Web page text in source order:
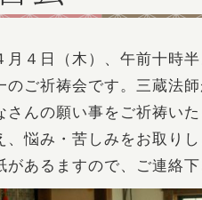
月４日（木）、午前十時
のご祈祷会です。三蔵法
さんの願い事をご祈祷い
悩み・苦しみをお取りし
あるますので、ご連絡下